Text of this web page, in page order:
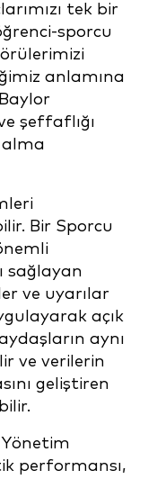
tek bir
sporcu
anlamına
şeffaflığı
alma
Bir Sporcu
sağlayan
ve uyarılar
açık
aynı
ve verilerin
geliştiren
performansı,